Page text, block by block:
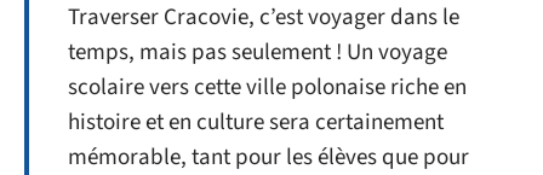
Traverser Cracovie, c’est voyager dans le
temps, mais pas seulement ! Un voyage
scolaire vers cette ville polonaise riche en
histoire et en culture sera certainement
mémorable, tant pour les élèves que pour